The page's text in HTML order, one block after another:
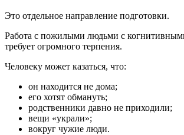
Это отдельное направление подготовки.
Работа с пожилыми людьми с
требует огромного терпения.
Человеку может казаться, что:
он находится не дома;
его хотят обмануть;
родственники давно не приходили;
вещи «украли»;
вокруг чужие люди.